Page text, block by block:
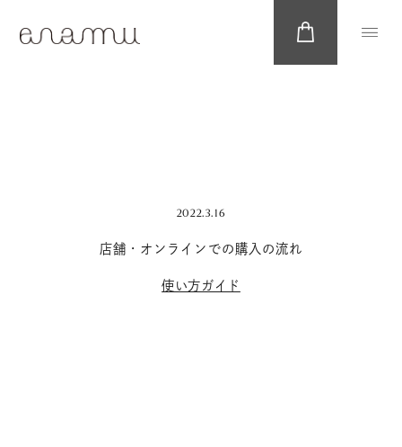
2022.3.16
店舗・オンラインでの購入の流れ
使い方ガイド